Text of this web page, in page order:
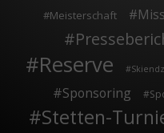
Meisterschaft
Reserve
Sponsoring
Stetten-